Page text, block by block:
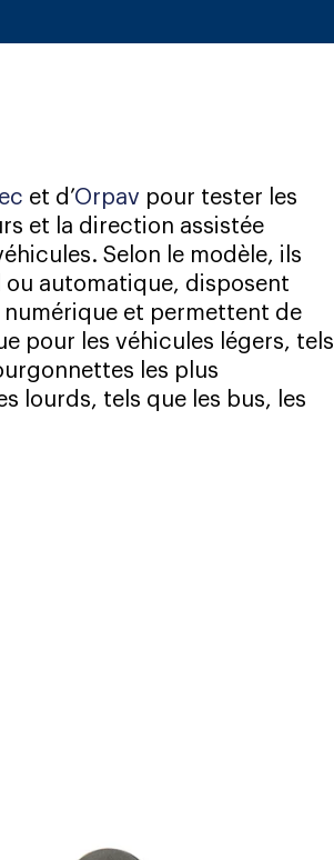
et d’Orpav pour tester les
et la direction assistée
Selon le modèle, ils
ou automatique, disposent
et permettent de
pour les véhicules légers, tels
les plus
lourds, tels que les bus, les